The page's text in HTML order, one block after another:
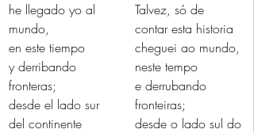
he llegado yo al
mundo,
en este tiempo
y derribando
fronteras;
desde el lado sur
del continente
Talvez, só de
contar esta historia
cheguei ao mundo,
neste tempo
e derrubando
fronteiras;
desde o lado sul do